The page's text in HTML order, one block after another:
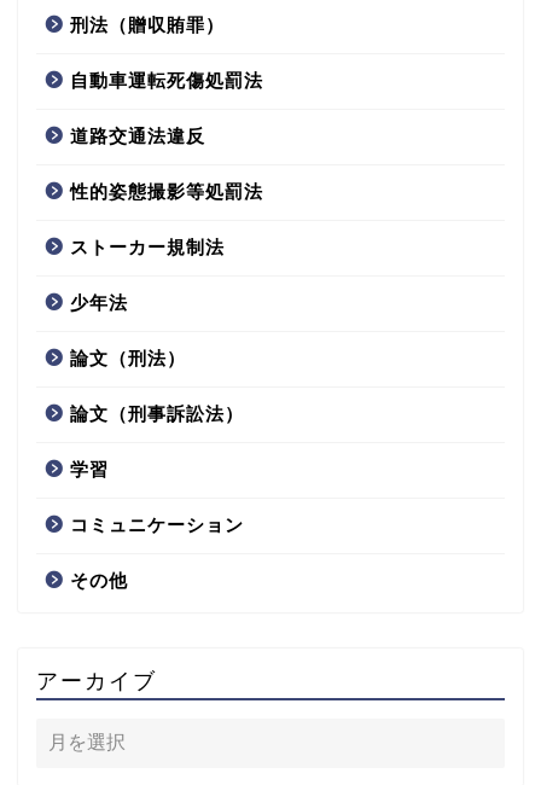
刑法（贈収賄罪）
自動車運転死傷処罰法
道路交通法違反
性的姿態撮影等処罰法
ストーカー規制法
少年法
論文（刑法）
論文（刑事訴訟法）
学習
コミュニケーション
その他
アーカイブ